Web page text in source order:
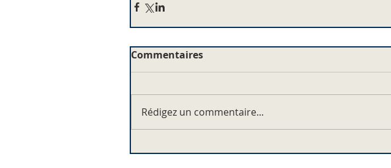
Commentaires
Rédigez un commentaire...